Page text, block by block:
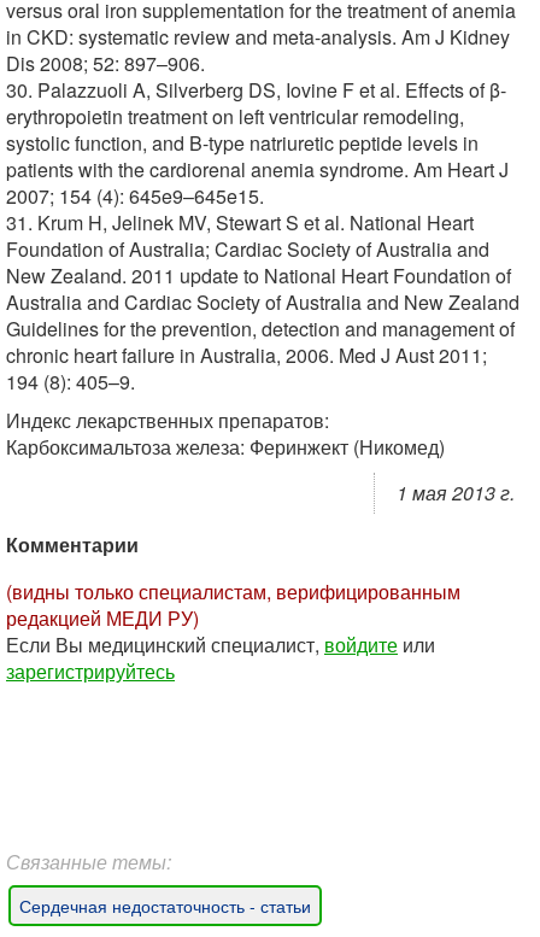
versus oral iron supplementation for the treatment of anemia
in CKD: systematic review and meta-analysis. Am J Kidney
Dis 2008; 52: 897–906.
30. Palazzuoli A, Silverberg DS, Iovine F et al. Effects of β-
erythropoietin treatment on left ventricular remodeling,
systolic function, and B-type natriuretic peptide levels in
patients with the cardiorenal anemia syndrome. Am Heart J
2007; 154 (4): 645e9–645e15.
31. Krum H, Jelinek MV, Stewart S et al. National Heart
Foundation of Australia; Cardiac Society of Australia and
New Zealand. 2011 update to National Heart Foundation of
Australia and Cardiac Society of Australia and New Zealand
Guidelines for the prevention, detection and management of
chronic heart failure in Australia, 2006. Med J Aust 2011;
194 (8): 405–9.
Индекс лекарственных препаратов:
Карбоксимальтоза железа: Феринжект (Никомед)
1 мая 2013 г.
Комментарии
(видны только специалистам, верифицированным
редакцией МЕДИ РУ)
Если Вы медицинский специалист, войдите или
зарегистрируйтесь
Связанные темы:
Сердечная недостаточность - статьи